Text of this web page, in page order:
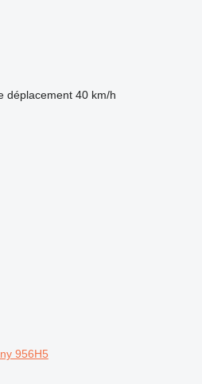
déplacement 40 km/h
956H5